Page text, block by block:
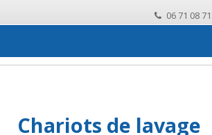
06 71 08
Chariots de lavage